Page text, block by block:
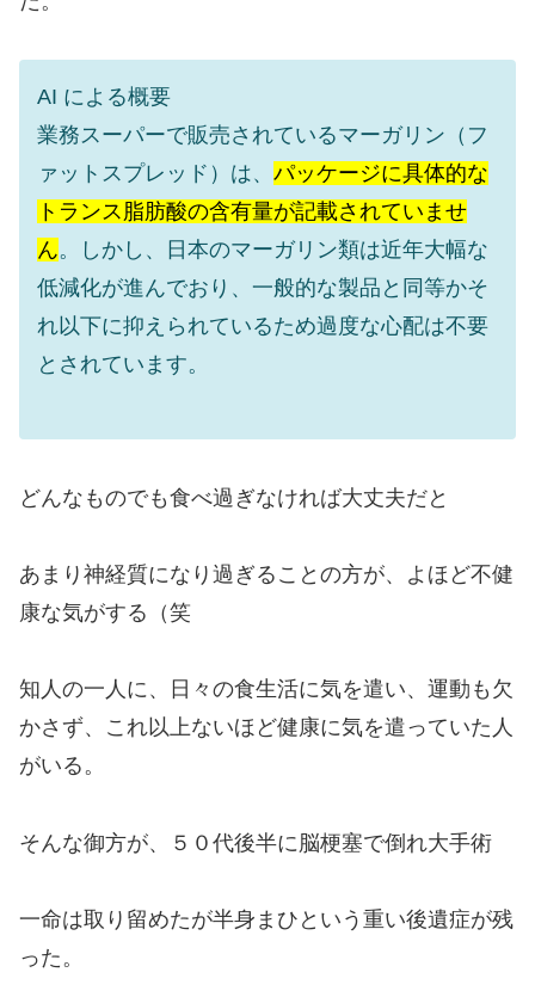
AI による概要
業務スーパーで販売されているマーガリン（フ
ァットスプレッド）は、 パッケージに具体的な
トランス脂肪酸の含有量が記載されていませ
ん。しかし、日本のマーガリン類は近年大幅な
低減化が進んでおり、一般的な製品と同等かそ
れ以下に抑えられているため過度な心配は不要
とされています。
どんなものでも食べ過ぎなければ大丈夫だと
あまり神経質になり過ぎることの方が、よほど不健
康な気がする（笑
知人の一人に、日々の食生活に気を遣い、運動も欠
かさず、これ以上ないほど健康に気を遣っていた人
がいる。
そんな御方が、５０代後半に脳梗塞で倒れ大手術
一命は取り留めたが半身まひという重い後遺症が残
った。